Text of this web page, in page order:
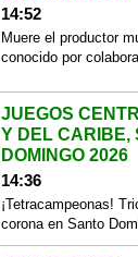
14:52
Muere el productor
conocido por
JUEGOS
Y DEL CARIBE,
DOMINGO 2026
14:36
¡Tetracampeonas!
corona en Santo